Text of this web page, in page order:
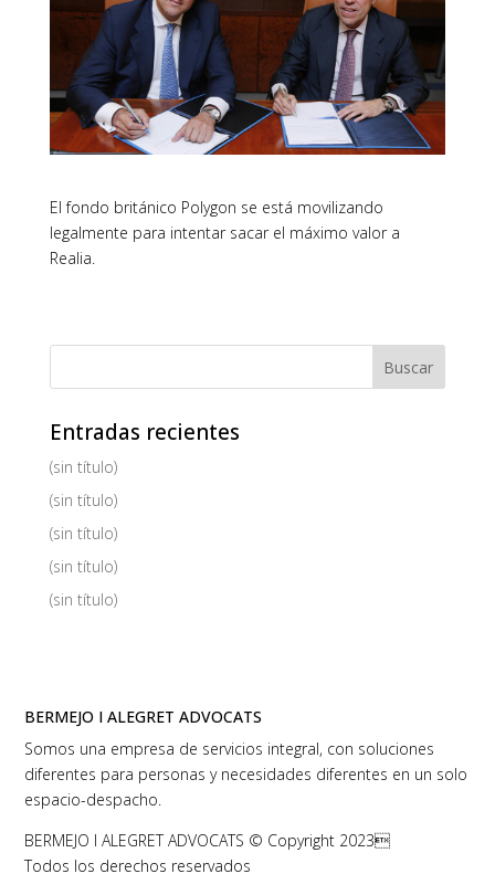
El fondo británico Polygon se está movilizando
legalmente para intentar sacar el máximo valor a
Realia.
Entradas recientes
(sin título)
(sin título)
(sin título)
(sin título)
(sin título)
BERMEJO I ALEGRET ADVOCATS
Somos una empresa de servicios integral, con soluciones
diferentes para personas y necesidades diferentes en un solo
espacio-despacho.
BERMEJO I ALEGRET ADVOCATS © Copyright 2023
Todos los derechos reservados